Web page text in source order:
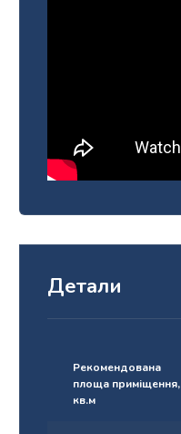
Детали
Рекомендована
площа приміщення,
кв.м